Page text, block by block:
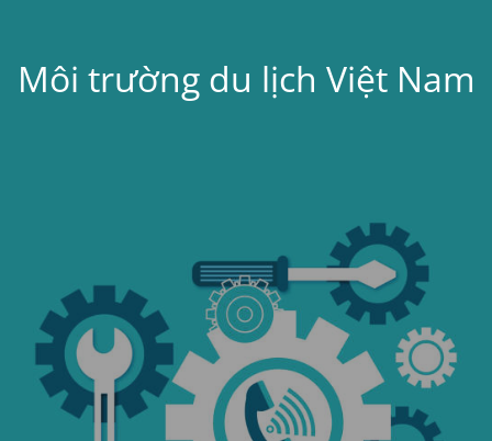
Môi trường du lịch Việt Nam